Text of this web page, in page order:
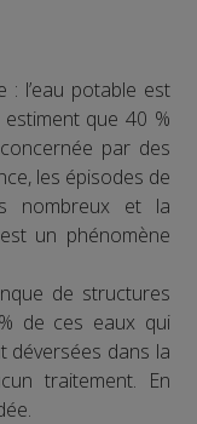
: l’eau potable est
que 40 %
par des
les épisodes de
nombreux et la
un phénomène
de structures
de ces eaux qui
déversées dans la
traitement. En